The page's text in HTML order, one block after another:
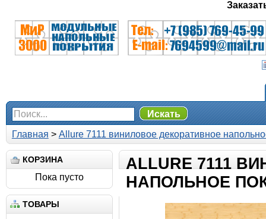
Искать
Главная > Allure 7111 виниловое декоративное
КОРЗИНА
Пока пусто
ТОВАРЫ
ALLURE 7111
НАПОЛЬНОЕ